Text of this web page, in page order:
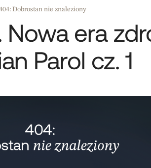
Dobrostan nie znaleziony
Nowa era
Parol cz. 1